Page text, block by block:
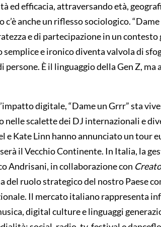
ed efficacia, attraversando età,
c’è anche un riflesso sociologico.
e di partecipazione in un
semplice e ironico diventa valvola di
persone. È il linguaggio della Gen Z,
digitale, “Dame un Grrr” sta
nelle scalette dei DJ internazionali e
e Kate Linn hanno annunciato un tour
il Vecchio Continente. In Italia, la
Andrisani, in collaborazione con
del ruolo strategico del nostro Paese
Il mercato italiano rappresenta
digital culture e linguaggi